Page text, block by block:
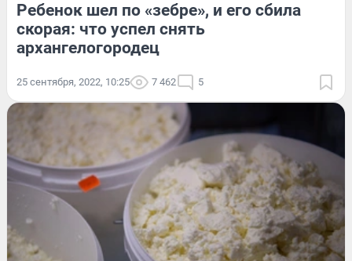
Ребенок шел по «зебре», и его сбила
скорая: что успел снять
архангелогородец
25 сентября, 2022, 10:25 7 462 5